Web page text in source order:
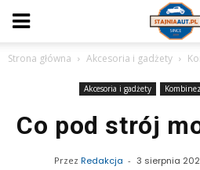
Strona główna Akcesoria i gadżety
Akcesoria i gadżety
Co pod strój
Przez Redakcja - 3 sierpnia